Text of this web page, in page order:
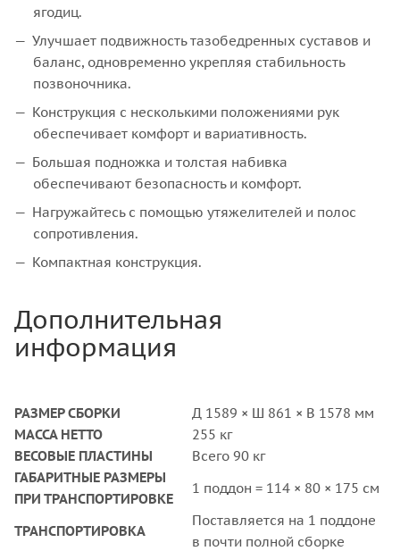
ягодиц.
Улучшает подвижность тазобедренных суставов и
баланс, одновременно укрепляя стабильность
позвоночника.
Конструкция с несколькими положениями рук
обеспечивает комфорт и вариативность.
Большая подножка и толстая набивка
обеспечивают безопасность и комфорт.
Нагружайтесь с помощью утяжелителей и полос
сопротивления.
Компактная конструкция.
Дополнительная
информация
РАЗМЕР СБОРКИ
Д 1589 × Ш 861 × В 1578 мм
МАССА НЕТТО
255 кг
ВЕСОВЫЕ ПЛАСТИНЫ
Всего 90 кг
ГАБАРИТНЫЕ РАЗМЕРЫ
ПРИ ТРАНСПОРТИРОВКЕ
1 поддон = 114 × 80 × 175 см
ТРАНСПОРТИРОВКА
Поставляется на 1 поддоне
в почти полной сборке